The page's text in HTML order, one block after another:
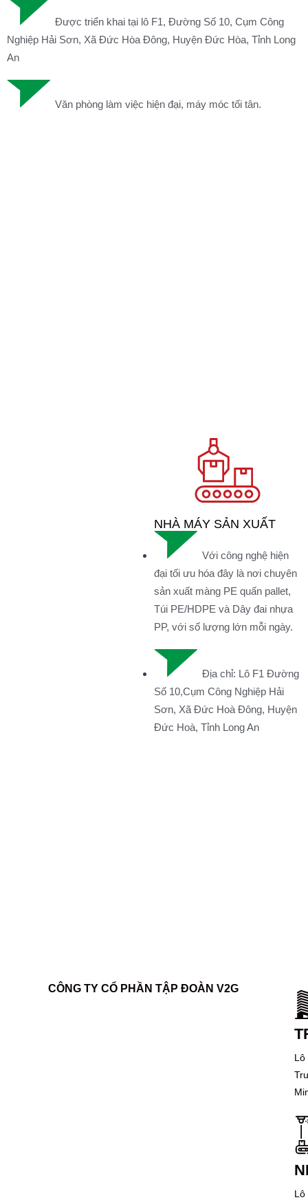
Được triển khai tại lô F1, Đường Số 10, Cụm Công
Nghiệp Hải Sơn, Xã Đức Hòa Đông, Huyện Đức Hòa, Tỉnh Long
An
Văn phòng làm việc hiện đại, máy móc tối tân.
NHÀ MÁY SẢN XUẤT
Với công nghệ hiện
đại tối ưu hóa đây là nơi chuyên
sản xuất màng PE quấn pallet,
Túi PE/HDPE và Dây đai nhựa
PP, với số lượng lớn mỗi ngày.
Địa chỉ: Lô F1 Đường
Số 10,Cụm Công Nghiệp Hải
Sơn, Xã Đức Hoà Đông, Huyện
Đức Hoà, Tỉnh Long An
CÔNG TY CỔ PHẦN TẬP ĐOÀN V2G
Lô
Lô